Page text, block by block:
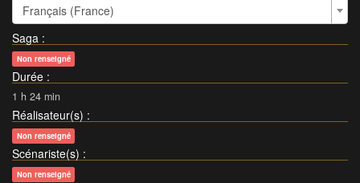
Français (France)
Saga :
Non renseigné
Durée :
1 h 24 min
Réalisateur(s) :
Non renseigné
Scénariste(s) :
Non renseigné